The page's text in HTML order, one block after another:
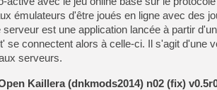
émulateurs d'être joués en ligne avec des
est une application lancée à partir
se connectent alors à celle-ci. Il s'agit d'une
serveurs.
Kaillera (dnkmods2014) n02 (fix)